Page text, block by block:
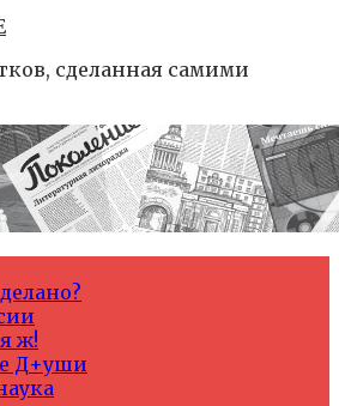
сделанная самими
ж!
Д+уши